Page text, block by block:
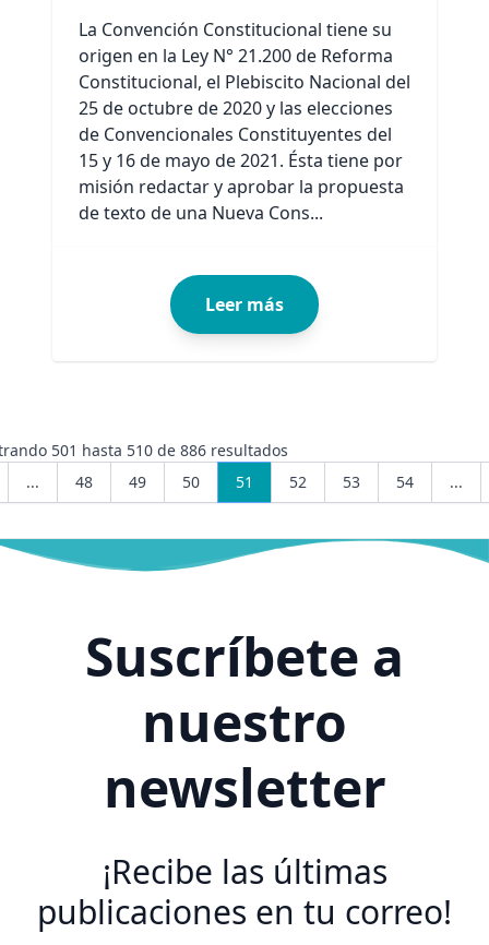
La Convención Constitucional tiene su
origen en la Ley N° 21.200 de Reforma
Constitucional, el Plebiscito Nacional del
25 de octubre de 2020 y las elecciones
de Convencionales Constituyentes del
15 y 16 de mayo de 2021. Ésta tiene por
misión redactar y aprobar la propuesta
de texto de una Nueva Cons...
Leer más
501 hasta 510 de 886 resultados
...
48 49 50 51 52 53 54 ...
Suscríbete a
nuestro
newsletter
¡Recibe las últimas
publicaciones en tu correo!